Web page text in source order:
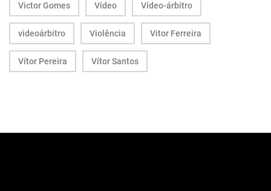
Victor Gomes Vídeo Vídeo-árbitro
videoárbitro Violência Vitor Ferreira
Vítor Pereira Vítor Santos